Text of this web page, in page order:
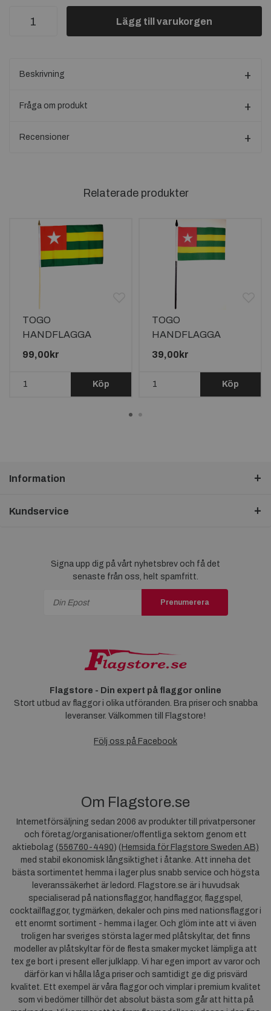
Lägg till varukorgen
Beskrivning
Fråga om produkt
Recensioner
Relaterade produkter
TOGO
HANDFLAGGA
45X30CM
99,00kr
Köp
TOGO
HANDFLAGGA
15X10CM
39,00kr
Köp
Information
Kundservice
Signa upp dig på vårt nyhetsbrev och få det
senaste från oss, helt spamfritt.
Prenumerera
Flagstore - Din expert på flaggor online
Stort utbud av flaggor i olika utföranden. Bra priser och snabba
leveranser. Välkommen till Flagstore!
Följ oss på Facebook
Om Flagstore.se
Internetförsäljning sedan 2006 av produkter till privatpersoner
och företag/organisationer/offentliga sektorn genom ett
aktiebolag (556760-4490) ( Hemsida för Flagstore Sweden AB)
med stabil ekonomisk långsiktighet i åtanke. Att inneha det
bästa sortimentet hemma i lager plus snabb service och högsta
leveranssäkerhet är ledord. Flagstore.se är i huvudsak
specialiserad på nationsflaggor, handflaggor, flaggspel,
cocktailflaggor, tygmärken, dekaler och pins med nationsflaggor i
ett enormt sortiment - hemma i lager. Och glöm inte att vi även
troligen har sveriges största lager med plåtskyltar, det finns
modeller av plåtskyltar för de flesta smaker mycket lämpliga att
tex ge bort i present eller julklapp. Vi har egen import av varor och
därför kan vi hålla låga priser och samtidigt ge dig prisvärd
kvalitet. Ett exempel är våra flaggor och vimplar i premium kvalitet
som vi bedömer tillhör det absolut bästa som går att hitta på